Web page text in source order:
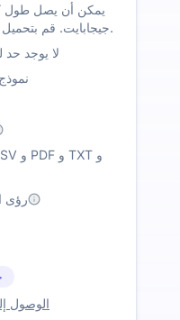
جيجابايت. قم بتحميل 50 ملفًا في المرة الواحدة.
لا يوجد حد
رؤى
الوصول